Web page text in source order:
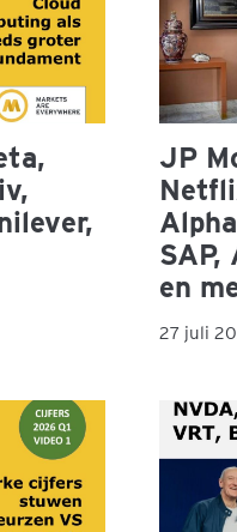
JP
SAP,
en
27 juli